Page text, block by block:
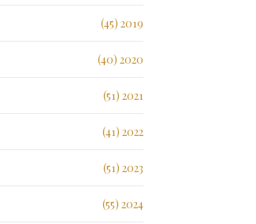
2019 (45)
2020 (40)
2021 (51)
2022 (41)
2023 (51)
2024 (55)